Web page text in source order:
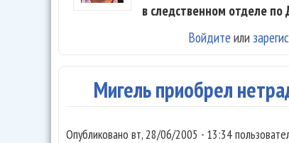
в следственном отделе
Войдите или
Мигель приобрел
Опубликовано вт, 28/06/2005 - 13:34